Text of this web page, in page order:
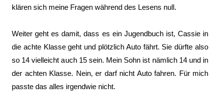
klären sich meine Fragen während des Lesens null.
Weiter geht es damit, dass es ein Jugendbuch ist, Cassie in
die achte Klasse geht und plötzlich Auto fährt. Sie dürfte also
so 14 vielleicht auch 15 sein. Mein Sohn ist nämlich 14 und in
der achten Klasse. Nein, er darf nicht Auto fahren. Für mich
passte das alles irgendwie nicht.